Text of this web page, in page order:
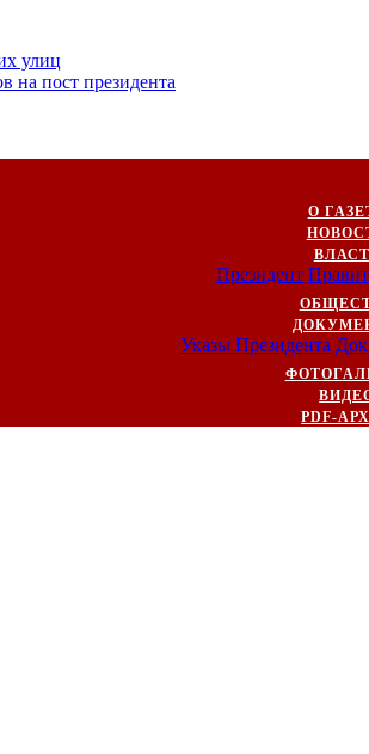
улиц
пост президента
О
Президент
Указы Президента
PDF-